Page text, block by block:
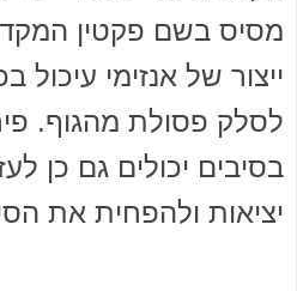
מסיס בשם פקטין
ייצור של אנזימי עיכול
לסלק פסולת מהגוף.
בסיבים יכולים גם כן
יציאות ולהפחית את